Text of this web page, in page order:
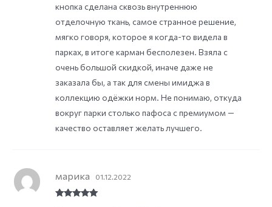
кнопка сделана сквозь внутреннюю
отделочную ткань, самое странное решение,
мягко говоря, которое я когда-то видела в
парках, в итоге карман бесполезен. Взяла с
очень большой скидкой, иначе даже не
заказала бы, а так для смены имиджа в
коллекцию одёжки норм. Не понимаю, откуда
вокруг парки столько пафоса с премиумом —
качество оставляет желать лучшего.
марика 01.12.2022